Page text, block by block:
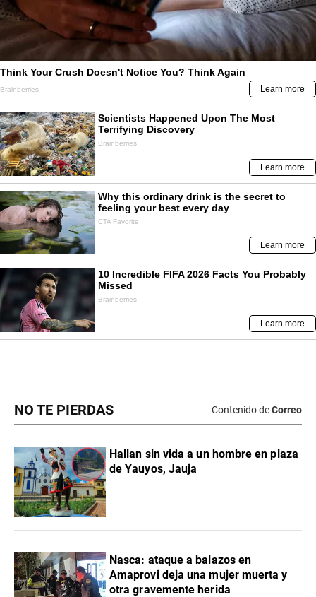
NO TE PIERDAS Contenido deCorreo
Hallan sin vida a un hombre en plaza
de Yauyos, Jauja
Nasca: ataque a balazos en
Amaprovi deja una mujer muerta y
otra gravemente herida